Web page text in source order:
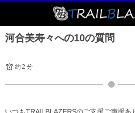
河合美寿々への10の質問
約 2 分